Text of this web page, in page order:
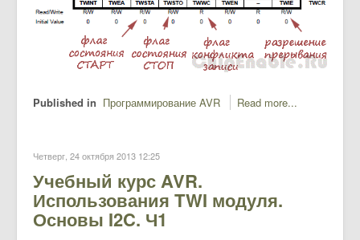
Published in Программирование AVR Read more...
Четверг, 24 октября 2013 12:25
Учебный курс AVR.
Использования TWI модуля.
Основы I2C. Ч1